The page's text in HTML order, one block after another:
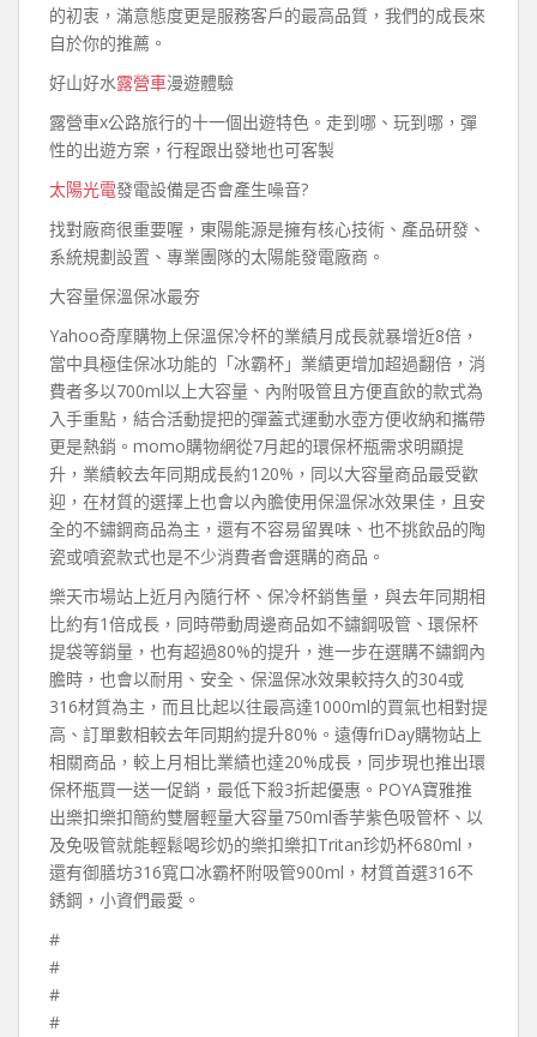
的初衷，滿意態度更是服務客戶的最高品質，我們的成長來
自於你的推薦。
好山好水露營車漫遊體驗
露營車x公路旅行的十一個出遊特色。走到哪、玩到哪，彈
性的出遊方案，行程跟出發地也可客製
太陽光電發電設備是否會產生噪音?
找對廠商很重要喔，東陽能源是擁有核心技術、產品研發、
系統規劃設置、專業團隊的太陽能發電廠商。
大容量保溫保冰最夯
Yahoo奇摩購物上保溫保冷杯的業績月成長就暴增近8倍，
當中具極佳保冰功能的「冰霸杯」業績更增加超過翻倍，消
費者多以700ml以上大容量、內附吸管且方便直飲的款式為
入手重點，結合活動提把的彈蓋式運動水壺方便收納和攜帶
更是熱銷。momo購物網從7月起的環保杯瓶需求明顯提
升，業績較去年同期成長約120%，同以大容量商品最受歡
迎，在材質的選擇上也會以內膽使用保溫保冰效果佳，且安
全的不鏽鋼商品為主，還有不容易留異味、也不挑飲品的陶
瓷或噴瓷款式也是不少消費者會選購的商品。
樂天市場站上近月內隨行杯、保冷杯銷售量，與去年同期相
比約有1倍成長，同時帶動周邊商品如不鏽鋼吸管、環保杯
提袋等銷量，也有超過80%的提升，進一步在選購不鏽鋼內
膽時，也會以耐用、安全、保溫保冰效果較持久的304或
316材質為主，而且比起以往最高達1000ml的買氣也相對提
高、訂單數相較去年同期約提升80%。遠傳friDay購物站上
相關商品，較上月相比業績也達20%成長，同步現也推出環
保杯瓶買一送一促銷，最低下殺3折起優惠。POYA寶雅推
出樂扣樂扣簡約雙層輕量大容量750ml香芋紫色吸管杯、以
及免吸管就能輕鬆喝珍奶的樂扣樂扣Tritan珍奶杯680ml，
還有御膳坊316寬口冰霸杯附吸管900ml，材質首選316不
銹鋼，小資們最愛。
#
#
#
#